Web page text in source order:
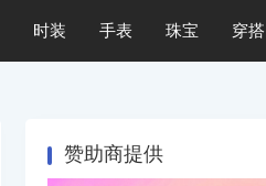
时装 手表 珠宝 穿搭
赞助商提供